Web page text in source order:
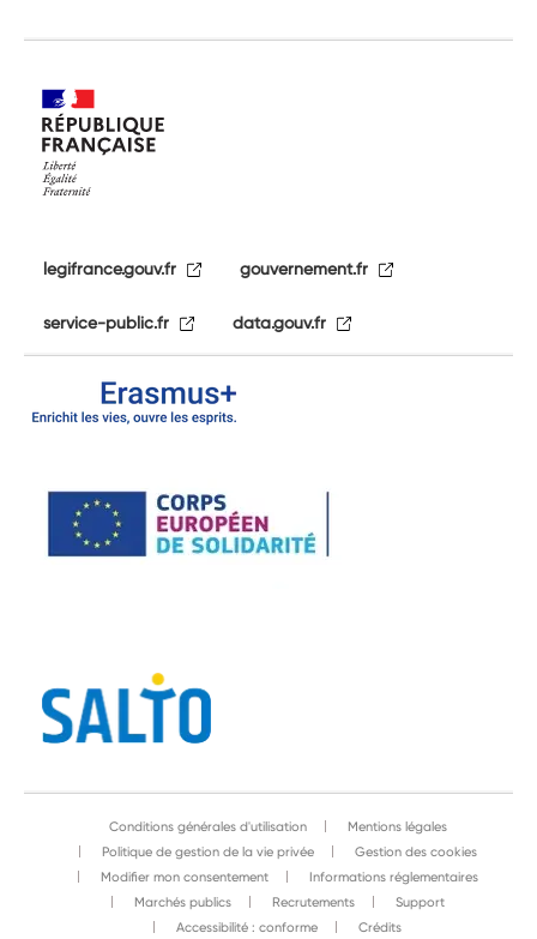
legifrance.gouv.fr gouvernement.fr
service-public.fr data.gouv.fr
Conditions générales d'utilisation
Mentions légales
Politique de gestion de la vie privée
Gestion des cookies
Modifier mon consentement
Informations réglementaires
Marchés publics
Recrutements
Support
Accessibilité : conforme
Crédits